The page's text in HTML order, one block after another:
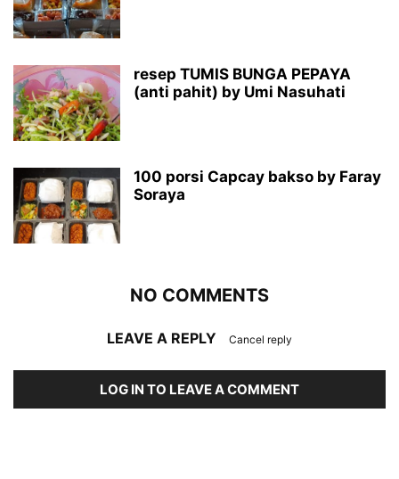
resep TUMIS BUNGA PEPAYA
(anti pahit) by Umi Nasuhati
100 porsi Capcay bakso by Faray
Soraya
NO COMMENTS
LEAVE A REPLY Cancel reply
LOG IN TO LEAVE A COMMENT